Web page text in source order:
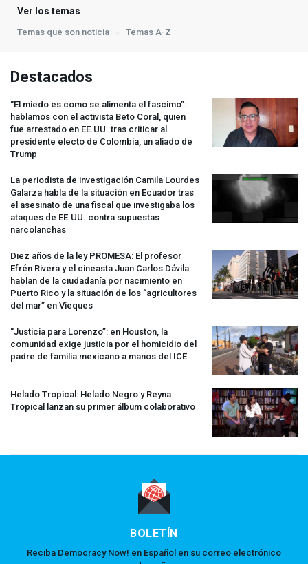
Ver los temas
Temas que son noticia Temas A-Z
Destacados
“El miedo es como se alimenta el fascimo”:
hablamos con el activista Beto Coral, quien
fue arrestado en EE.UU. tras criticar al
presidente electo de Colombia, un aliado de
Trump
La periodista de investigación Camila Lourdes
Galarza habla de la situación en Ecuador tras
el asesinato de una fiscal que investigaba los
ataques de EE.UU. contra supuestas
narcolanchas
Diez años de la ley PROMESA: El profesor
Efrén Rivera y el cineasta Juan Carlos Dávila
hablan de la ciudadanía por nacimiento en
Puerto Rico y la situación de los “agricultores
del mar” en Vieques
“Justicia para Lorenzo”: en Houston, la
comunidad exige justicia por el homicidio del
padre de familia mexicano a manos del ICE
Helado Tropical: Helado Negro y Reyna
Tropical lanzan su primer álbum colaborativo
BOLETÍN
Reciba Democracy Now! en Español en su correo electrónico